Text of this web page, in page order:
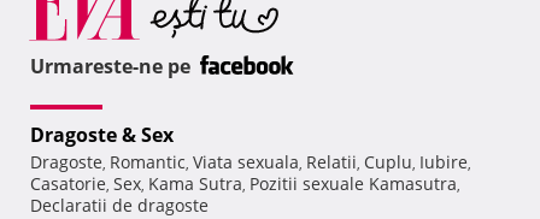
Urmareste-ne pe
Dragoste & Sex
Dragoste, Romantic, Viata sexuala, Relatii, Cuplu, Iubire,
Casatorie, Sex, Kama Sutra, Pozitii sexuale Kamasutra,
Declaratii de dragoste